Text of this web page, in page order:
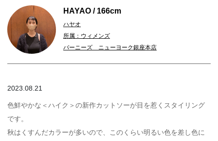
HAYAO / 166cm
ハヤオ
所属：ウィメンズ
バーニーズ ニューヨーク銀座本店
2023.08.21
色鮮やかな＜ハイク＞の新作カットソーが目を惹くスタイリング
です。
秋はくすんだカラーが多いので、このくらい明るい色を差し色に